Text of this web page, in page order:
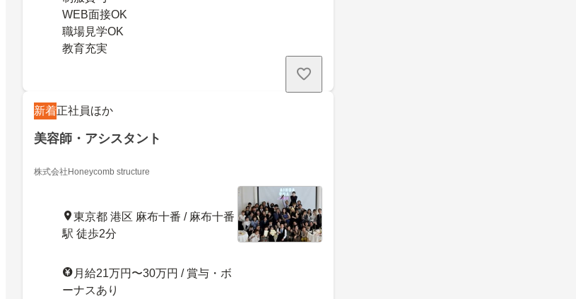
WEB面接OK
職場見学OK
教育充実
新着正社員ほか
美容師・アシスタント
株式会社Honeycomb structure
東京都 港区 麻布十番 / 麻布十番
駅 徒歩2分
月給21万円〜30万円 / 賞与・ボ
ーナスあり